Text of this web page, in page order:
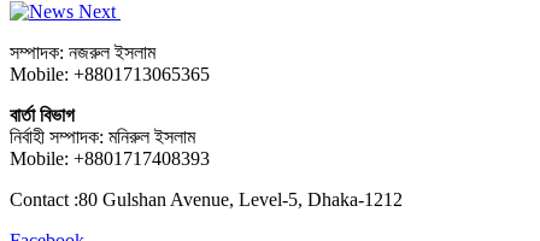
সম্পাদক: নজরুল ইসলাম
Mobile: +8801713065365
বার্তা বিভাগ
নির্বাহী সম্পাদক: মনিরুল ইসলাম
Mobile: +8801717408393
Contact :80 Gulshan Avenue, Level-5, Dhaka-1212